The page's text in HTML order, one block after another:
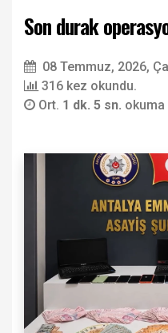
Son durak
08 Temmuz, 2026,
316 kez okundu.
Ort. 1 dk. 5 sn.